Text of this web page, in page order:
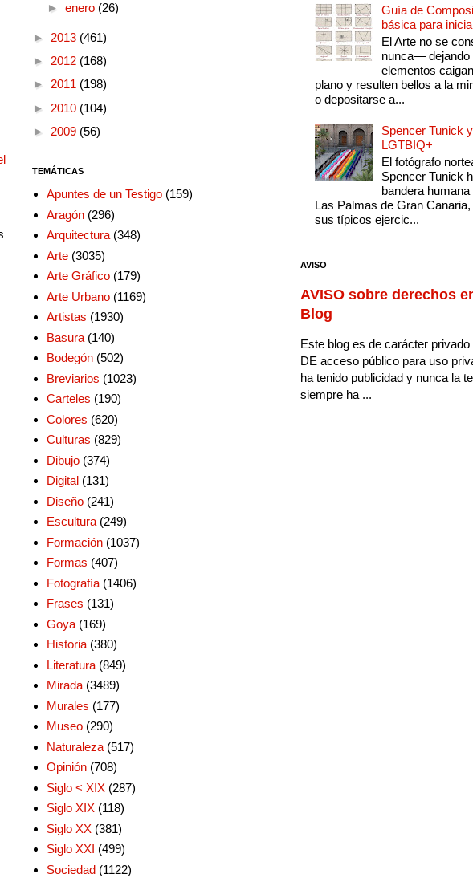
► enero (26)
► 2013 (461)
► 2012 (168)
► 2011 (198)
► 2010 (104)
► 2009 (56)
TEMÁTICAS
Apuntes de un Testigo (159)
Aragón (296)
Arquitectura (348)
Arte (3035)
Arte Gráfico (179)
Arte Urbano (1169)
Artistas (1930)
Basura (140)
Bodegón (502)
Breviarios (1023)
Carteles (190)
Colores (620)
Culturas (829)
Dibujo (374)
Digital (131)
Diseño (241)
Escultura (249)
Formación (1037)
Formas (407)
Fotografía (1406)
Frases (131)
Goya (169)
Historia (380)
Literatura (849)
Mirada (3489)
Murales (177)
Museo (290)
Naturaleza (517)
Opinión (708)
Siglo < XIX (287)
Siglo XIX (118)
Siglo XX (381)
Siglo XXI (499)
Sociedad (1122)
Guía de
básica para
El Arte no se
nunca— dejando
elementos
plano y resulten bellos a la
o depositarse a...
Spencer Tunick
LGTBIQ+
El fotógrafo
Spencer Tunick
bandera
Las Palmas de Gran
sus típicos ejercic...
AVISO
AVISO sobre derechos
Blog
Este blog es de carácter privado
DE acceso público para uso
ha tenido publicidad y nunca la
siempre ha ...